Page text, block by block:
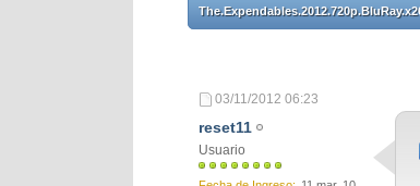
03/11/2012 06:23
reset11
Usuario